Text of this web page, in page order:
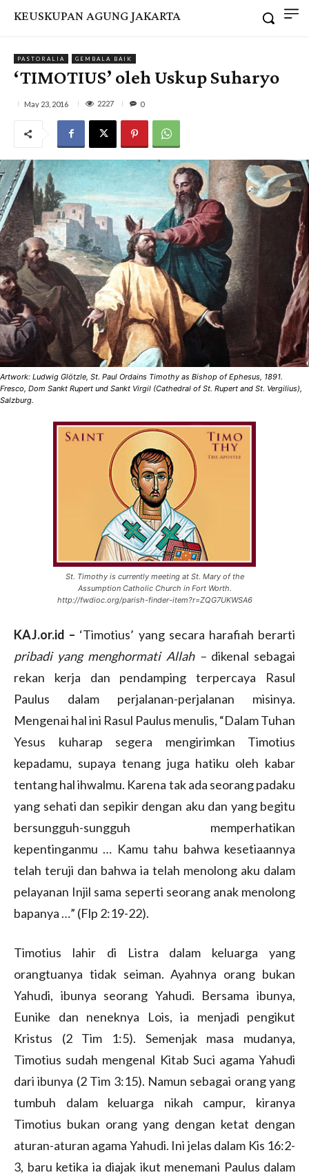
KEUSKUPAN AGUNG JAKARTA
PASTORALIA GEMBALA BAIK
‘TIMOTIUS’ oleh Uskup Suharyo
May 23, 2016 2227 0
Artwork: Ludwig Glötzle, St. Paul Ordains Timothy as Bishop of Ephesus, 1891.
Fresco, Dom Sankt Rupert und Sankt Virgil (Cathedral of St. Rupert and St. Vergilius),
Salzburg.
St. Timothy is currently meeting at St. Mary of the
Assumption Catholic Church in Fort Worth.
http://fwdioc.org/parish-finder-item?r=ZQG7UKWSA6
KAJ.or.id – ‘Timotius’ yang secara harafiah berarti
pribadi yang menghormati Allah – dikenal sebagai
rekan kerja dan pendamping terpercaya Rasul
Paulus dalam perjalanan-perjalanan misinya.
Mengenai hal ini Rasul Paulus menulis, “Dalam Tuhan
Yesus kuharap segera mengirimkan Timotius
kepadamu, supaya tenang juga hatiku oleh kabar
tentang hal ihwalmu. Karena tak ada seorang padaku
yang sehati dan sepikir dengan aku dan yang begitu
bersungguh-sungguh memperhatikan
kepentinganmu … Kamu tahu bahwa kesetiaannya
telah teruji dan bahwa ia telah menolong aku dalam
pelayanan Injil sama seperti seorang anak menolong
bapanya …” (Flp 2:19-22).
Timotius lahir di Listra dalam keluarga yang
orangtuanya tidak seiman. Ayahnya orang bukan
Yahudi, ibunya seorang Yahudi. Bersama ibunya,
Eunike dan neneknya Lois, ia menjadi pengikut
Kristus (2 Tim 1:5). Semenjak masa mudanya,
Timotius sudah mengenal Kitab Suci agama Yahudi
dari ibunya (2 Tim 3:15). Namun sebagai orang yang
tumbuh dalam keluarga nikah campur, kiranya
Timotius bukan orang yang dengan ketat dengan
aturan-aturan agama Yahudi. Ini jelas dalam Kis 16:2-
3, baru ketika ia diajak ikut menemani Paulus dalam